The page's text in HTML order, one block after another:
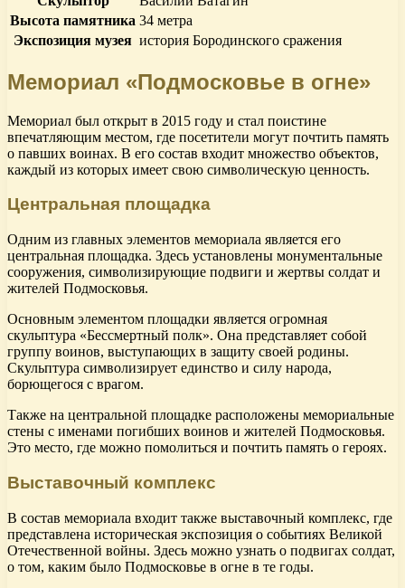
Высота памятника 34 метра
Экспозиция музея история Бородинского сражения
Мемориал «Подмосковье в огне»
Мемориал был открыт в 2015 году и стал поистине
впечатляющим местом, где посетители могут почтить память
о павших воинах. В его состав входит множество объектов,
каждый из которых имеет свою символическую ценность.
Центральная площадка
Одним из главных элементов мемориала является его
центральная площадка. Здесь установлены монументальные
сооружения, символизирующие подвиги и жертвы солдат и
жителей Подмосковья.
Основным элементом площадки является огромная
скульптура «Бессмертный полк». Она представляет собой
группу воинов, выступающих в защиту своей родины.
Скульптура символизирует единство и силу народа,
борющегося с врагом.
Также на центральной площадке расположены мемориальные
стены с именами погибших воинов и жителей Подмосковья.
Это место, где можно помолиться и почтить память о героях.
Выставочный комплекс
В состав мемориала входит также выставочный комплекс, где
представлена историческая экспозиция о событиях Великой
Отечественной войны. Здесь можно узнать о подвигах солдат,
о том, каким было Подмосковье в огне в те годы.